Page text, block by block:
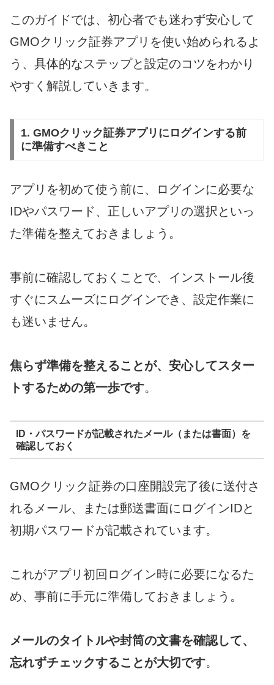
このガイドでは、初心者でも迷わず安心して
GMOクリック証券アプリを使い始められるよ
う、具体的なステップと設定のコツをわかり
やすく解説していきます。
1. GMOクリック証券アプリにログインする前
に準備すべきこと
アプリを初めて使う前に、ログインに必要な
IDやパスワード、正しいアプリの選択といっ
た準備を整えておきましょう。
事前に確認しておくことで、インストール後
すぐにスムーズにログインでき、設定作業に
も迷いません。
焦らず準備を整えることが、安心してスター
トするための第一歩です。
ID・パスワードが記載されたメール（または書面）を
確認しておく
GMOクリック証券の口座開設完了後に送付さ
れるメール、または郵送書面にログインIDと
初期パスワードが記載されています。
これがアプリ初回ログイン時に必要になるた
め、事前に手元に準備しておきましょう。
メールのタイトルや封筒の文書を確認して、
忘れずチェックすることが大切です。